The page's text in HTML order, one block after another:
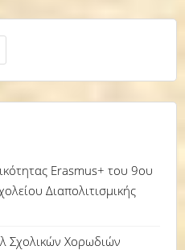
Erasmus+ του 9ου
Διαπολιτισμικής
Σχολικών Χορωδιών